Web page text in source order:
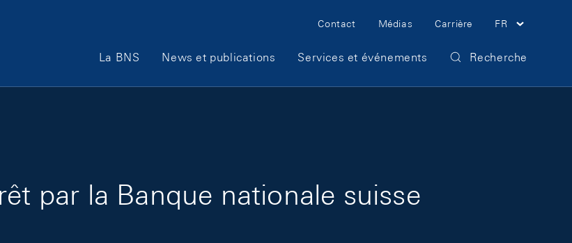
Meta Navigation
Contact Médias Carrière FR
Main Navigation
La BNS News et publications Services et événements Recherche
par la Banque nationale suisse